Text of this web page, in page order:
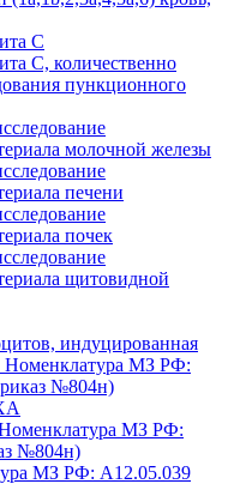
C
C, количественно
пункционного
молочной железы
печени
почек
щитовидной
индуцированная
МЗ РФ:
№804н)
МЗ РФ:
№804н)
МЗ РФ: A12.05.039